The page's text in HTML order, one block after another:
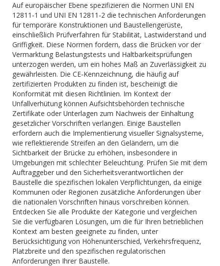
Auf europäischer Ebene spezifizieren die Normen UNI EN
12811-1 und UNI EN 12811-2 die technischen Anforderungen
für temporäre Konstruktionen und Baustellengerüste,
einschließlich Prüfverfahren für Stabilität, Lastwiderstand und
Griffigkeit. Diese Normen fordern, dass die Brücken vor der
Vermarktung Belastungstests und Haltbarkeitsprüfungen
unterzogen werden, um ein hohes Maß an Zuverlässigkeit zu
gewährleisten. Die CE-Kennzeichnung, die häufig auf
zertifizierten Produkten zu finden ist, bescheinigt die
Konformität mit diesen Richtlinien. Im Kontext der
Unfallverhütung können Aufsichtsbehörden technische
Zertifikate oder Unterlagen zum Nachweis der Einhaltung
gesetzlicher Vorschriften verlangen. Einige Baustellen
erfordern auch die Implementierung visueller Signalsysteme,
wie reflektierende Streifen an den Geländern, um die
Sichtbarkeit der Brücke zu erhöhen, insbesondere in
Umgebungen mit schlechter Beleuchtung. Prüfen Sie mit dem
Auftraggeber und den Sicherheitsverantwortlichen der
Baustelle die spezifischen lokalen Verpflichtungen, da einige
Kommunen oder Regionen zusätzliche Anforderungen über
die nationalen Vorschriften hinaus vorschreiben können.
Entdecken Sie alle Produkte der Kategorie und vergleichen
Sie die verfügbaren Lösungen, um die für Ihren betrieblichen
Kontext am besten geeignete zu finden, unter
Berücksichtigung von Höhenunterschied, Verkehrsfrequenz,
Platzbreite und den spezifischen regulatorischen
Anforderungen Ihrer Baustelle.